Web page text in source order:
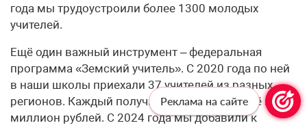
года мы трудоустроили более 1300 молодых
учителей.
Ещё один важный инструмент – федеральная
программа «Земский учитель». С 2020 года по ней
в наши школы приехали 37 учителей из разных
регионов. Каждый получил служебное жильё и 1
миллион рублей. С 2024 года мы добавили к
Реклама на сайте